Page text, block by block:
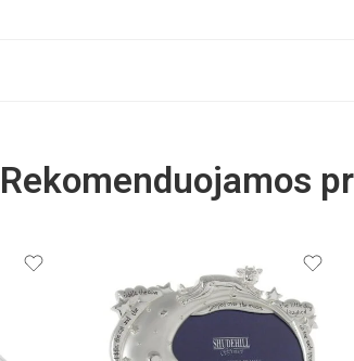
Rekomenduojamos